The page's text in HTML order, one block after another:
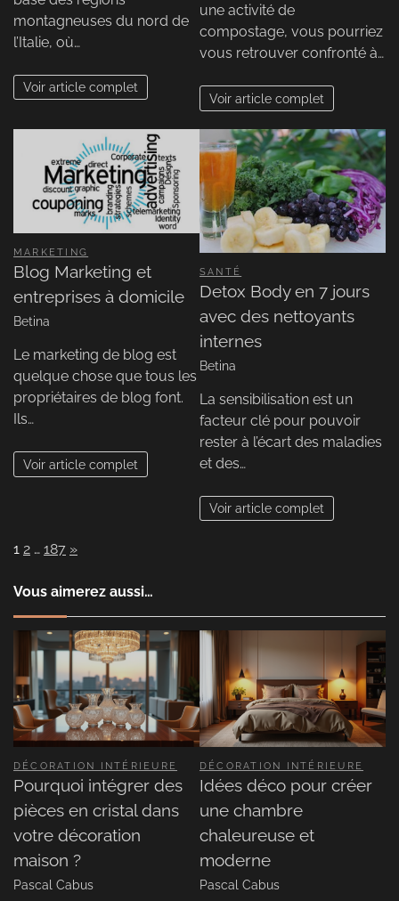
montagneuses du nord de
l’Italie, où…
Voir article complet
une activité de
compostage, vous pourriez
vous retrouver confronté à…
Voir article complet
MARKETING
Blog Marketing et
entreprises à domicile
Betina
Le marketing de blog est
quelque chose que tous les
propriétaires de blog font.
Ils…
Voir article complet
SANTÉ
Detox Body en 7 jours
avec des nettoyants
internes
Betina
La sensibilisation est un
facteur clé pour pouvoir
rester à l’écart des maladies
et des…
Voir article complet
Page:
1 2 … 187 Next
»
Vous aimerez aussi…
DÉCORATION INTÉRIEURE
Pourquoi intégrer des
pièces en cristal dans
votre décoration
maison ?
Pascal Cabus
DÉCORATION INTÉRIEURE
Idées déco pour créer
une chambre
chaleureuse et
moderne
Pascal Cabus